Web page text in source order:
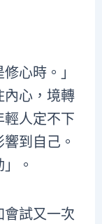
心時。」
內心，境轉
輕人定不下
到自己。
。
會試又一次